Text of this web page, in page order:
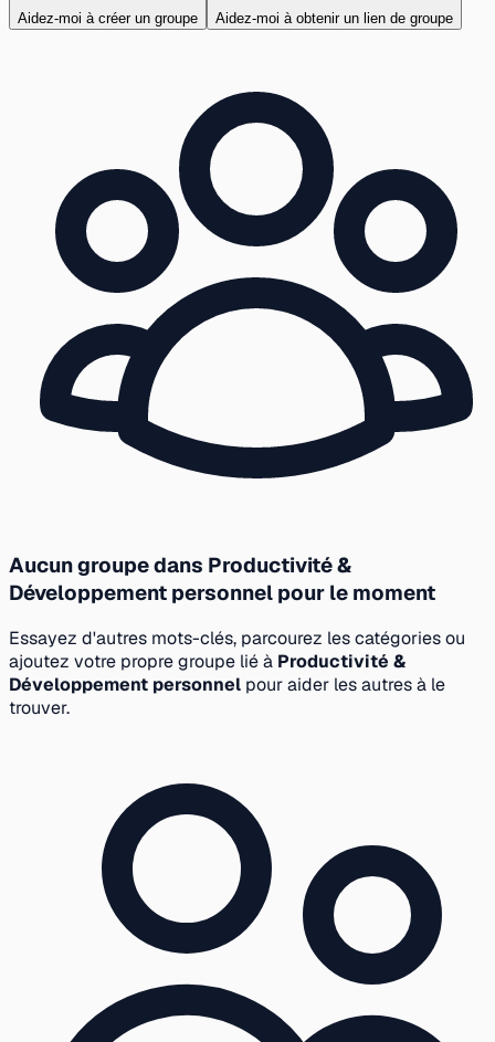
Aidez-moi à créer un groupe Aidez-moi à obtenir un lien de groupe
Aucun groupe dans Productivité &
Développement personnel pour le moment
Essayez d'autres mots-clés, parcourez les catégories ou
ajoutez votre propre groupe lié à Productivité &
Développement personnel pour aider les autres à le
trouver.